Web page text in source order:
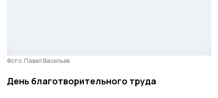
Фото: Павел Васильев
День благотворительного труда